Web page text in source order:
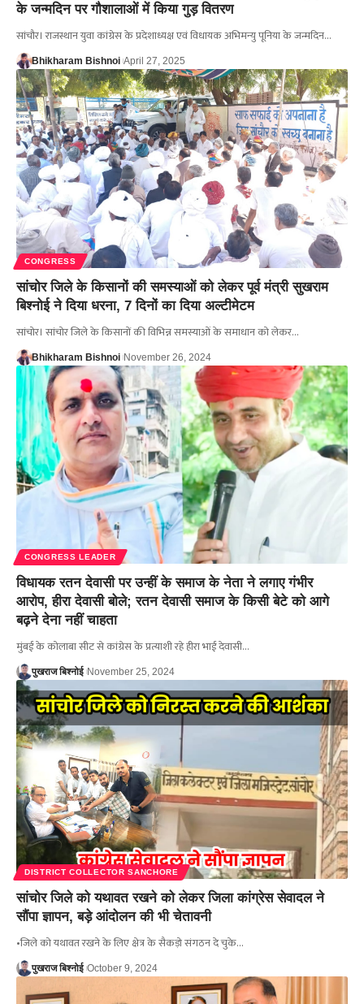
के जन्मदिन पर गौशालाओं में किया गुड़ वितरण
सांचौर। राजस्थान युवा कांग्रेस के प्रदेशाध्यक्ष एवं विधायक अभिमन्यु पूनिया के जन्मदिन…
Bhikharam Bishnoi April 27, 2025
CONGRESS
सांचोर जिले के किसानों की समस्याओं को लेकर पूर्व मंत्री सुखराम
बिश्नोई ने दिया धरना, 7 दिनों का दिया अल्टीमेटम
सांचोर। सांचोर जिले के किसानों की विभिन्न समस्याओं के समाधान को लेकर…
Bhikharam Bishnoi November 26, 2024
CONGRESS LEADER
विधायक रतन देवासी पर उन्हीं के समाज के नेता ने लगाए गंभीर
आरोप, हीरा देवासी बोले; रतन देवासी समाज के किसी बेटे को आगे
बढ़ने देना नहीं चाहता
मुंबई के कोलाबा सीट से कांग्रेस के प्रत्याशी रहे हीरा भाई देवासी…
पुखराज बिश्नोई November 25, 2024
DISTRICT COLLECTOR SANCHORE
सांचोर जिले को यथावत रखने को लेकर जिला कांग्रेस सेवादल ने
सौंपा ज्ञापन, बड़े आंदोलन की भी चेतावनी
•जिले को यथावत रखने के लिए क्षेत्र के सैकड़ो संगठन दे चुके…
पुखराज बिश्नोई October 9, 2024